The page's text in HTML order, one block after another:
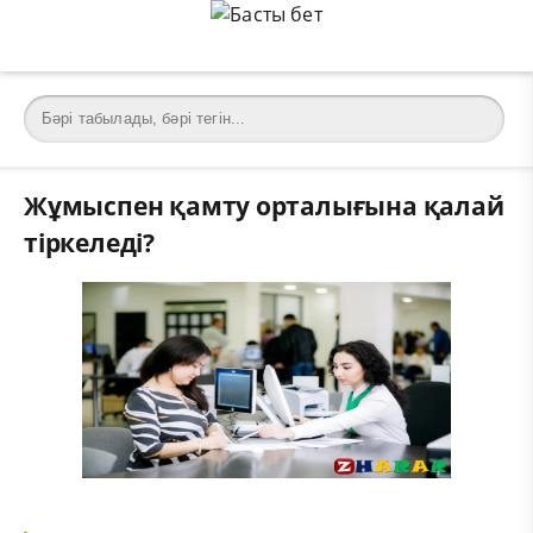
Жұмыспен қамту орталығына қалай
тіркеледі?